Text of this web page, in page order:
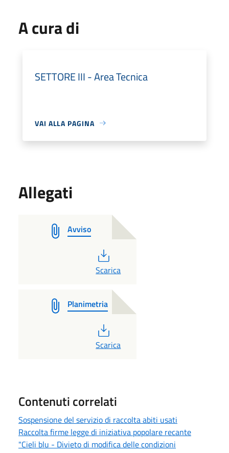
A cura di
SETTORE III - Area Tecnica
VAI ALLA PAGINA
Allegati
Avviso
PDF
Scarica
Planimetria
PDF
Scarica
Contenuti correlati
Sospensione del servizio di raccolta abiti usati
Raccolta firme legge di iniziativa popolare recante
"Cieli blu - Divieto di modifica delle condizioni